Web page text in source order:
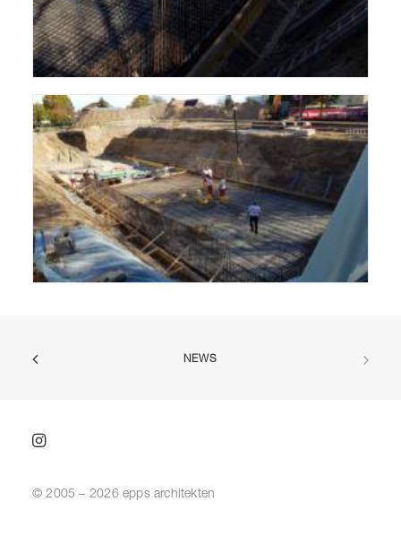
NEWS
© 2005 – 2026 epps architekten